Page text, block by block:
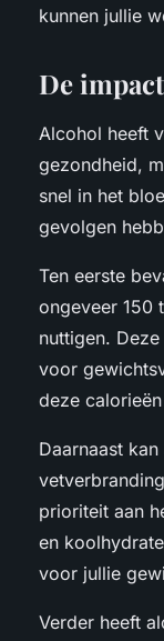
kunnen jullie
De
Alcohol heeft
gezondheid,
snel in het
gevolgen
Ten eerste
ongeveer 150
nuttigen.
voor
deze
Daarnaast
prioriteit aan
en
voor jullie
Verder heeft